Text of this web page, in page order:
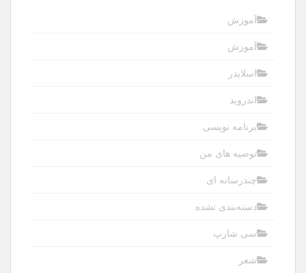
آموزش
آموزش
اسلایدر
اندروید
برنامه نویسی
توصیه های من
چندرسانه ای
دسته‌بندی نشده
سی شارپ
شعر